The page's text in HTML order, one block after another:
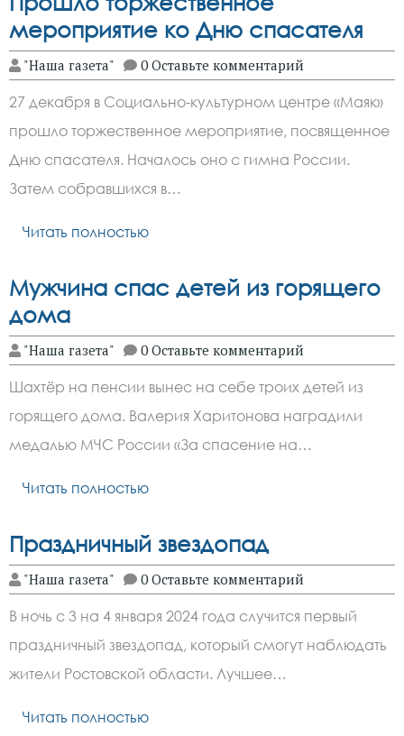
мероприятие ко Дню спасателя
"Наша газета" 0 Оставьте комментарий
27 декабря в Социально-культурном центре «Маяк»
прошло торжественное мероприятие, посвященное
Дню спасателя. Началось оно с гимна России.
Затем собравшихся в…
Читать полностью
Мужчина спас детей из горящего
дома
"Наша газета" 0 Оставьте комментарий
Шахтёр на пенсии вынес на себе троих детей из
горящего дома. Валерия Харитонова наградили
медалью МЧС России «За спасение на…
Читать полностью
Праздничный звездопад
"Наша газета" 0 Оставьте комментарий
В ночь с 3 на 4 января 2024 года случится первый
праздничный звездопад, который смогут наблюдать
жители Ростовской области. Лучшее…
Читать полностью